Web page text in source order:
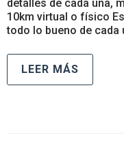
detalles de cada una,
10km virtual o físico
todo lo bueno de
LEER MÁS